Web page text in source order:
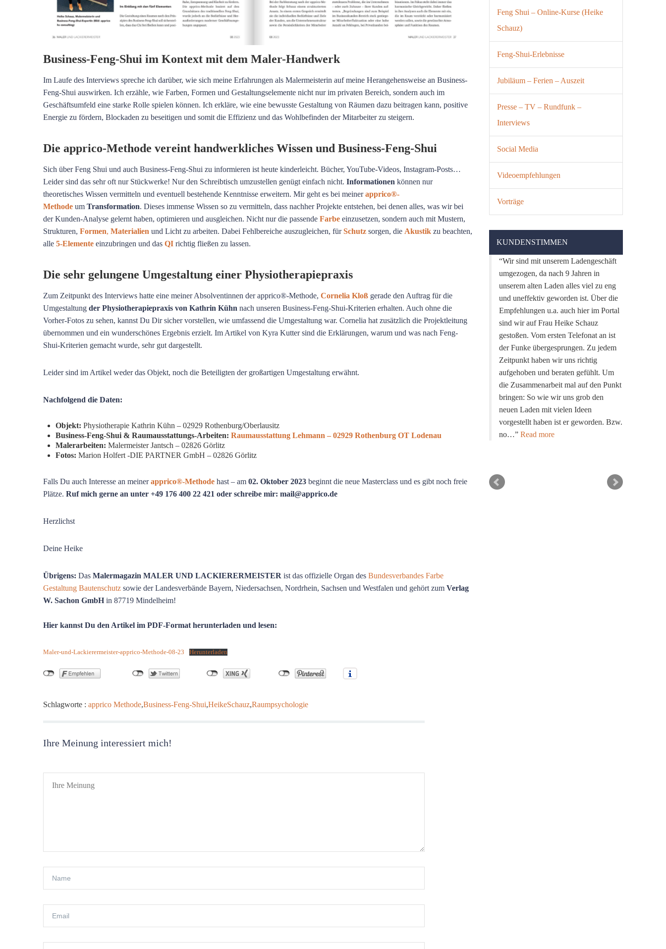
Business-Feng-Shui im Kontext mit dem Maler-Handwerk
Im Laufe des Interviews spreche ich darüber, wie sich meine Erfahrungen als Malermeisterin auf meine Herangehensweise an Business-
Feng-Shui auswirken. Ich erzähle, wie Farben, Formen und Gestaltungselemente nicht nur im privaten Bereich, sondern auch im
Geschäftsumfeld eine starke Rolle spielen können. Ich erkläre, wie eine bewusste Gestaltung von Räumen dazu beitragen kann, positive
Energie zu fördern, Blockaden zu beseitigen und somit die Effizienz und das Wohlbefinden der Mitarbeiter zu steigern.
Die apprico-Methode vereint handwerkliches Wissen und Business-Feng-Shui
Sich über Feng Shui und auch Business-Feng-Shui zu informieren ist heute kinderleicht. Bücher, YouTube-Videos, Instagram-Posts…
Leider sind das sehr oft nur Stückwerke! Nur den Schreibtisch umzustellen genügt einfach nicht. Informationen können nur
theoretisches Wissen vermitteln und eventuell bestehende Kenntnisse erweitern. Mir geht es bei meinerapprico®-
Methode um Transformation. Dieses immense Wissen so zu vermitteln, dass nachher Projekte entstehen, bei denen alles, was wir bei
der Kunden-Analyse gelernt haben, optimieren und ausgleichen. Nicht nur die passende Farbe einzusetzen, sondern auch mit Mustern,
Strukturen, Formen, Materialien und Licht zu arbeiten. Dabei Fehlbereiche auszugleichen, fürSchutz sorgen, die Akustik zu beachten,
alle 5-Elemente einzubringen und das QI richtig fließen zu lassen.
Die sehr gelungene Umgestaltung einer Physiotherapiepraxis
Zum Zeitpunkt des Interviews hatte eine meiner Absolventinnen der apprico®-Methode, Cornelia Kloß gerade den Auftrag für die
Umgestaltung der Physiotherapiepraxis von Kathrin Kühn nach unseren Business-Feng-Shui-Kriterien erhalten. Auch ohne die
Vorher-Fotos zu sehen, kannst Du Dir sicher vorstellen, wie umfassend die Umgestaltung war. Cornelia hat zusätzlich die Projektleitung
übernommen und ein wunderschönes Ergebnis erzielt. Im Artikel von Kyra Kutter sind die Erklärungen, warum und was nach Feng-
Shui-Kriterien gemacht wurde, sehr gut dargestellt.
Leider sind im Artikel weder das Objekt, noch die Beteiligten der großartigen Umgestaltung erwähnt.
Nachfolgend die Daten:
Objekt: Physiotherapie Kathrin Kühn – 02929 Rothenburg/Oberlausitz
Business-Feng-Shui & Raumausstattungs-Arbeiten: Raumausstattung Lehmann – 02929 Rothenburg OT Lodenau
Malerarbeiten: Malermeister Jantsch – 02826 Görlitz
Fotos: Marion Holfert -DIE PARTNER GmbH – 02826 Görlitz
Falls Du auch Interesse an meinerapprico®-Methode hast – am 02. Oktober 2023 beginnt die neue Masterclass und es gibt noch freie
Plätze. Ruf mich gerne an unter +49 176 400 22 421 oder schreibe mir: mail@apprico.de
Herzlichst
Deine Heike
Übrigens: Das Malermagazin MALER UND LACKIERERMEISTER ist das offizielle Organ des Bundesverbandes Farbe
Gestaltung Bautenschutz sowie der Landesverbände Bayern, Niedersachsen, Nordrhein, Sachsen und Westfalen und gehört zum Verlag
W. Sachon GmbH in 87719 Mindelheim!
Hier kannst Du den Artikel im PDF-Format herunterladen und lesen:
Maler-und-Lackierermeister-apprico-Methode-08-23 Herunterladen
Schlagworte : apprico Methode,Business-Feng-Shui,HeikeSchauz,Raumpsychologie
Ihre Meinung interessiert mich!
Feng Shui – Online-Kurse (Heike
Schauz)
Feng-Shui-Erlebnisse
Jubiläum – Ferien – Auszeit
Presse – TV – Rundfunk –
Interviews
Social Media
Videoempfehlungen
Vorträge
KUNDENSTIMMEN
Wir sind mit unserem Ladengeschäft
umgezogen, da nach 9 Jahren in
unserem alten Laden alles viel zu eng
und uneffektiv geworden ist. Über die
Empfehlungen u.a. auch hier im Portal
sind wir auf Frau Heike Schauz
gestoßen. Vom ersten Telefonat an ist
der Funke übergesprungen. Zu jedem
Zeitpunkt haben wir uns richtig
aufgehoben und beraten gefühlt. Um
die Zusammenarbeit mal auf den Punkt
bringen: So wie wir uns grob den
neuen Laden mit vielen Ideen
vorgestellt haben ist er geworden. Bzw.
no…
Read more